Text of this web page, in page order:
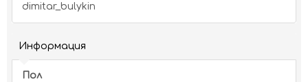
dimitar_bulykin
Информация
Пол